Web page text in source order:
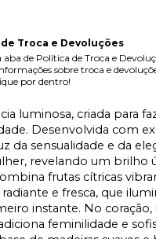
Troca e Devoluções
aba de Política de Troca e
sobre troca e
por dentro!
luminosa, criada para
Desenvolvida com
da sensualidade e da
revelando um brilho
frutas cítricas
radiante e fresca, que
instante. No coração,
feminilidade e